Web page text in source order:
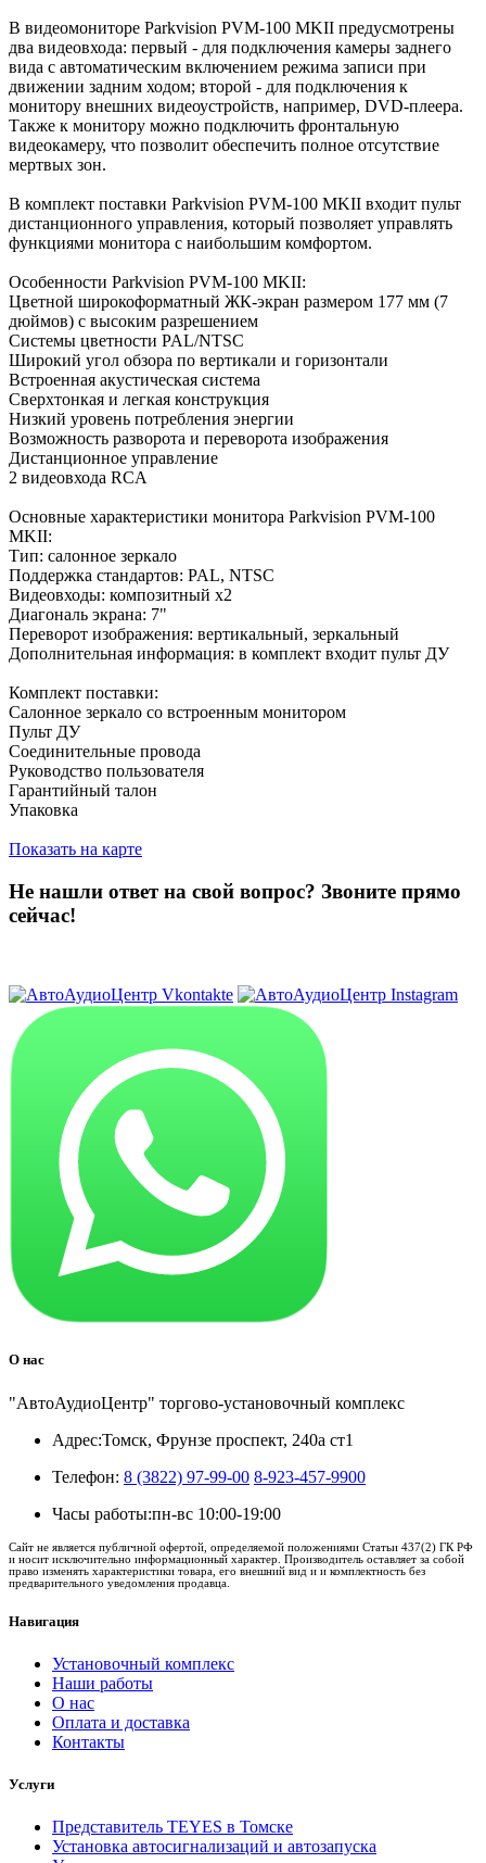
В видеомониторе Parkvision PVM-100 MKII предусмотрены
два видеовхода: первый - для подключения камеры заднего
вида с автоматическим включением режима записи при
движении задним ходом; второй - для подключения к
монитору внешних видеоустройств, например, DVD-плеера.
Также к монитору можно подключить фронтальную
видеокамеру, что позволит обеспечить полное отсутствие
мертвых зон.
В комплект поставки Parkvision PVM-100 MKII входит пульт
дистанционного управления, который позволяет управлять
функциями монитора с наибольшим комфортом.
Особенности Parkvision PVM-100 MKII:
Цветной широкоформатный ЖК-экран размером 177 мм (7
дюймов) с высоким разрешением
Системы цветности PAL/NTSC
Широкий угол обзора по вертикали и горизонтали
Встроенная акустическая система
Сверхтонкая и легкая конструкция
Низкий уровень потребления энергии
Возможность разворота и переворота изображения
Дистанционное управление
2 видеовхода RCA
Основные характеристики монитора Parkvision PVM-100
MKII:
Тип: салонное зеркало
Поддержка стандартов: PAL, NTSC
Видеовходы: композитный x2
Диагональ экрана: 7"
Переворот изображения: вертикальный, зеркальный
Дополнительная информация: в комплект входит пульт ДУ
Комплект поставки:
Салонное зеркало со встроенным монитором
Пульт ДУ
Соединительные провода
Руководство пользователя
Гарантийный талон
Упаковка
Показать на карте
Не нашли ответ на свой вопрос? Звоните прямо
сейчас!
О нас
"АвтоАудиоЦентр" торгово-установочный комплекс
Адрес:Томск, Фрунзе проспект, 240а ст1
Телефон: 8 (3822) 97-99-00 8-923-457-9900
Часы работы:пн-вс 10:00-19:00
Сайт не является публичной офертой, определяемой положениями Статьи 437(2) ГК РФ
и носит исключительно информационный характер. Производитель оставляет за собой
право изменять характеристики товара, его внешний вид и и комплектность без
предварительного уведомления продавца.
Навигация
Установочный комплекс
Наши работы
О нас
Оплата и доставка
Контакты
Услуги
Представитель TEYES в Томске
Установка автосигнализаций и автозапуска